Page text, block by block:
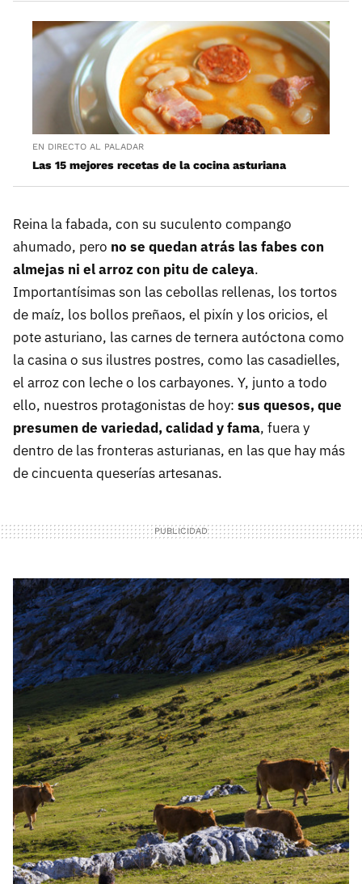
EN DIRECTO AL PALADAR
Las 15 mejores recetas de la cocina asturiana
Reina la fabada, con su suculento compango
ahumado, pero no se quedan atrás las fabes con
almejas ni el arroz con pitu de caleya.
Importantísimas son las cebollas rellenas, los tortos
de maíz, los bollos preñaos, el pixín y los oricios, el
pote asturiano, las carnes de ternera autóctona como
la casina o sus ilustres postres, como las casadielles,
el arroz con leche o los carbayones. Y, junto a todo
ello, nuestros protagonistas de hoy: sus quesos, que
presumen de variedad, calidad y fama, fuera y
dentro de las fronteras asturianas, en las que hay más
de cincuenta queserías artesanas.